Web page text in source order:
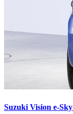
Suzuki Vision e-Sky